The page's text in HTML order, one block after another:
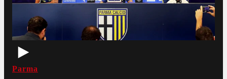
Parma